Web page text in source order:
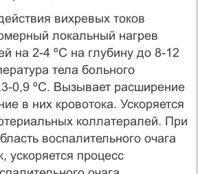
вихревых токов
локальный нагрев
на 2-4 ºС на глубину до 8-12
тела больного
0,9 ºС. Вызывает расширение
в них кровотока. Ускоряется
коллатералей. При
воспалительного очага
ускоряется процесс